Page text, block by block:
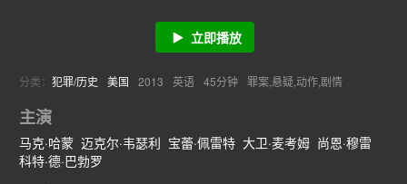
立即播放
分类： 犯罪/历史 美国 2013 英语 45分钟 罪案,悬疑,动作,剧情
主演
马克·哈蒙 迈克尔·韦瑟利 宝蕾·佩雷特 大卫·麦考姆 尚恩·穆雷
科特·德·巴勃罗